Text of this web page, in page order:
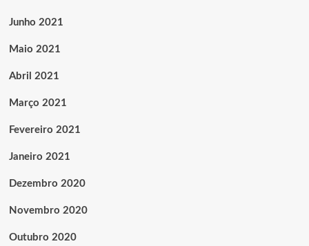
Junho 2021
Maio 2021
Abril 2021
Março 2021
Fevereiro 2021
Janeiro 2021
Dezembro 2020
Novembro 2020
Outubro 2020